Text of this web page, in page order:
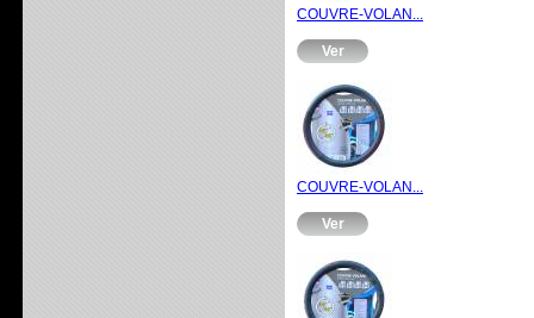
COUVRE-VOLAN...
Ver
COUVRE-VOLAN...
Ver